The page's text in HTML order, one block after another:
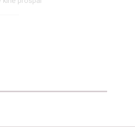
uvedenými dáváte nám i našim